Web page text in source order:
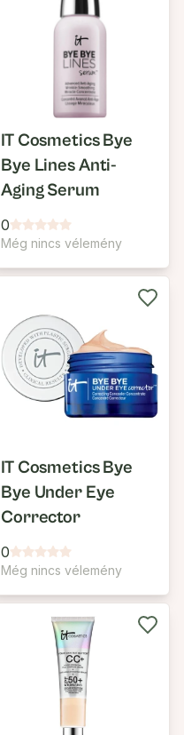
IT Cosmetics Bye
Bye Lines Anti-
Aging Serum
0
Még nincs vélemény
IT Cosmetics Bye
Bye Under Eye
Corrector
0
Még nincs vélemény